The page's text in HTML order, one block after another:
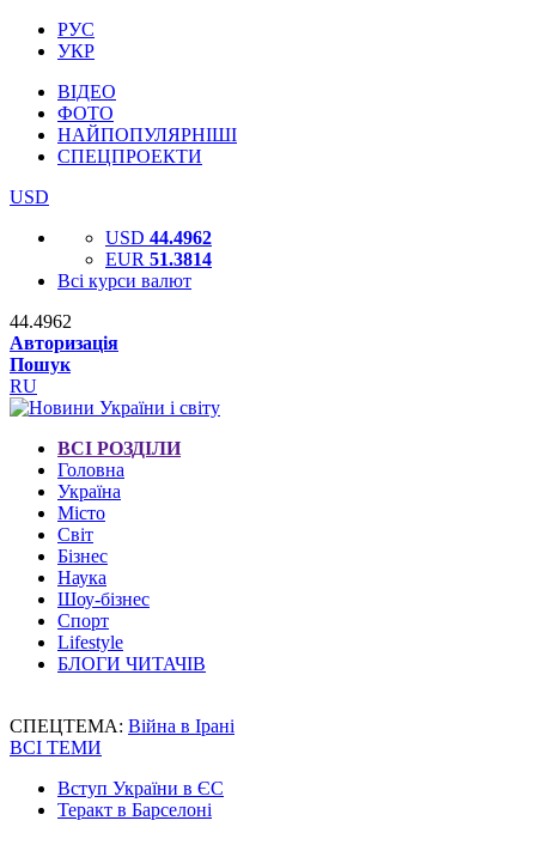
РУС
УКР
ВІДЕО
ФОТО
НАЙПОПУЛЯРНІШІ
СПЕЦПРОЕКТИ
USD
USD 44.4962
EUR 51.3814
Всі курси валют
44.4962
Авторизація
Пошук
RU
ВСІ РОЗДІЛИ
Головна
Україна
Місто
Світ
Бізнес
Наука
Шоу-бізнес
Спорт
Lifestyle
БЛОГИ ЧИТАЧІВ
СПЕЦТЕМА: Війна в Ірані
ВСІ ТЕМИ
Вступ України в ЄС
Теракт в Барселоні